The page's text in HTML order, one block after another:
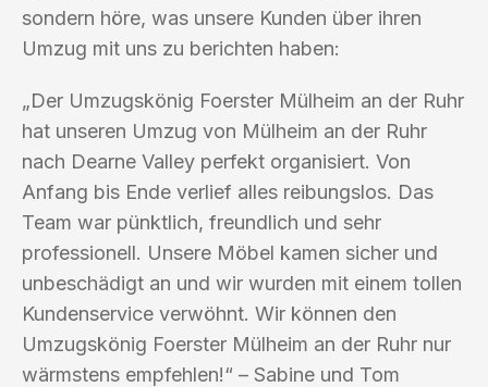
sondern höre, was unsere Kunden über ihren
Umzug mit uns zu berichten haben:
„Der Umzugskönig Foerster Mülheim an der Ruhr
hat unseren Umzug von Mülheim an der Ruhr
nach Dearne Valley perfekt organisiert. Von
Anfang bis Ende verlief alles reibungslos. Das
Team war pünktlich, freundlich und sehr
professionell. Unsere Möbel kamen sicher und
unbeschädigt an und wir wurden mit einem tollen
Kundenservice verwöhnt. Wir können den
Umzugskönig Foerster Mülheim an der Ruhr nur
wärmstens empfehlen!“ – Sabine und Tom